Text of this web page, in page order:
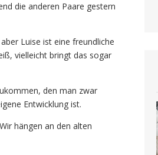
die anderen Paare gestern
Luise ist eine freundliche
vielleicht bringt das sogar
den man zwar
Entwicklung ist.
hängen an den alten